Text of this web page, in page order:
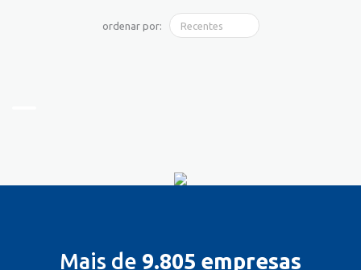
ordenar por:
Mais de 9.805 empresas